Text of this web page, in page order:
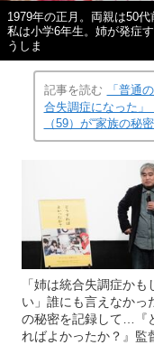
1979年の正月。両親は50代
私は小学6年生。姉が発症
うしま
記事を読む
「普通
合失調症になった」
（59）が“家族の秘
「姉は統合失調症かも
い」誰にも言えなかっ
の秘密を記録して…『
ればよかったか？』監